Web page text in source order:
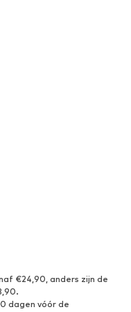
€24,90, anders zijn de
dagen vóór de